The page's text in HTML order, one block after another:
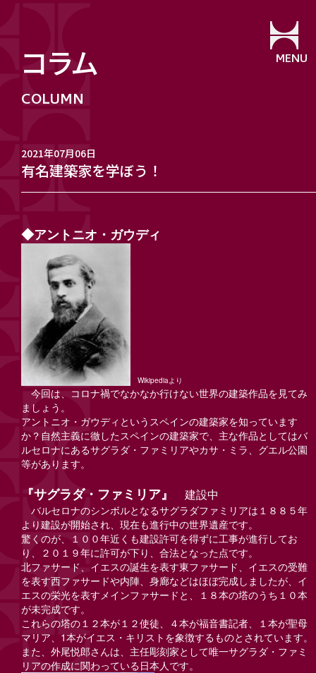
MENU
コラム
有名建築家を学ぼう！
2021年07月06日
◆アントニオ・ガウディ
Wikipediaより
今回は、コロナ禍でなかなか行けない世界の建築作品を見てみ
ましょう。
アントニオ・ガウディというスペインの建築家を知っています
か？自然主義に徹したスペインの建築家で、主な作品としてはバ
ルセロナにあるサグラダ・ファミリアやカサ・ミラ、グエル公園
等があります。
『サグラダ・ファミリア』 建設中
バルセロナのシンボルとなるサグラダファミリアは１８８５年
より建設が開始され、現在も進行中の世界遺産です。
驚くのが、１００年近くも建設許可を得ずに工事が進行してお
り、２０１９年に許可が下り、合法となった点です。
北ファサード、イエスの誕生を表す東ファサード、イエスの受難
を表す西ファサードや内陣、身廊などはほぼ完成しましたが、イ
エスの栄光を表すメインファサードと、１８本の塔のうち１０本
が未完成です。
これらの塔の１２本が１２使徒、４本が福音書記者、１本が聖母
マリア、1本がイエス・キリストを象徴するものとされています。
また、外尾悦郎さんは、主任彫刻家として唯一サグラダ・ファミ
リアの作成に関わっている日本人です。